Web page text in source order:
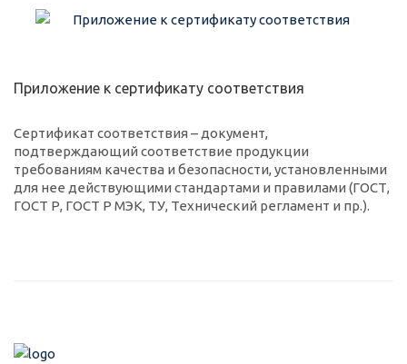
Приложение к сертификату соответствия
Сертификат соответствия – документ,
подтверждающий соответствие продукции
требованиям качества и безопасности, установленными
для нее действующими стандартами и правилами (ГОСТ,
ГОСТ Р, ГОСТ Р МЭК, ТУ, Технический регламент и пр.).